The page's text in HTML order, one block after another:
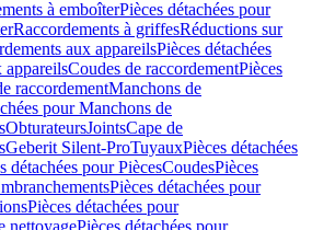
à emboîterPièces détachées pour
Raccordements à griffesRéductions sur
aux appareilsPièces détachées
appareilsCoudes de raccordementPièces
raccordementManchons de
pour Manchons de
ObturateursJointsCape de
Geberit Silent-ProTuyauxPièces détachées
détachées pour PiècesCoudesPièces
Pièces détachées pour
Pièces détachées pour
nettoyagePièces détachées pour